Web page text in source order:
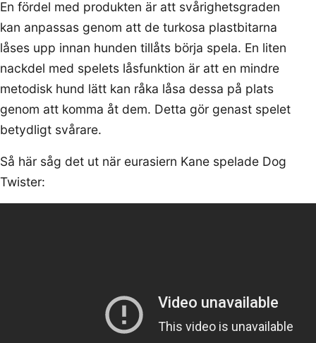
En fördel med produkten är att svårighetsgraden
kan anpassas genom att de turkosa plastbitarna
låses upp innan hunden tillåts börja spela. En liten
nackdel med spelets låsfunktion är att en mindre
metodisk hund lätt kan råka låsa dessa på plats
genom att komma åt dem. Detta gör genast spelet
betydligt svårare.
Så här såg det ut när eurasiern Kane spelade Dog
Twister: